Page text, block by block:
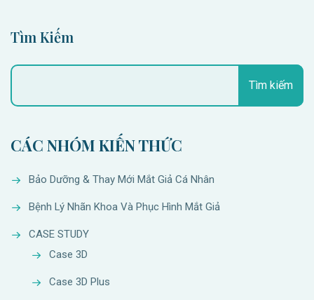
Tìm Kiếm
Tìm kiếm
CÁC NHÓM KIẾN THỨC
Bảo Dưỡng & Thay Mới Mắt Giả Cá Nhân
Bệnh Lý Nhãn Khoa Và Phục Hình Mắt Giả
CASE STUDY
Case 3D
Case 3D Plus